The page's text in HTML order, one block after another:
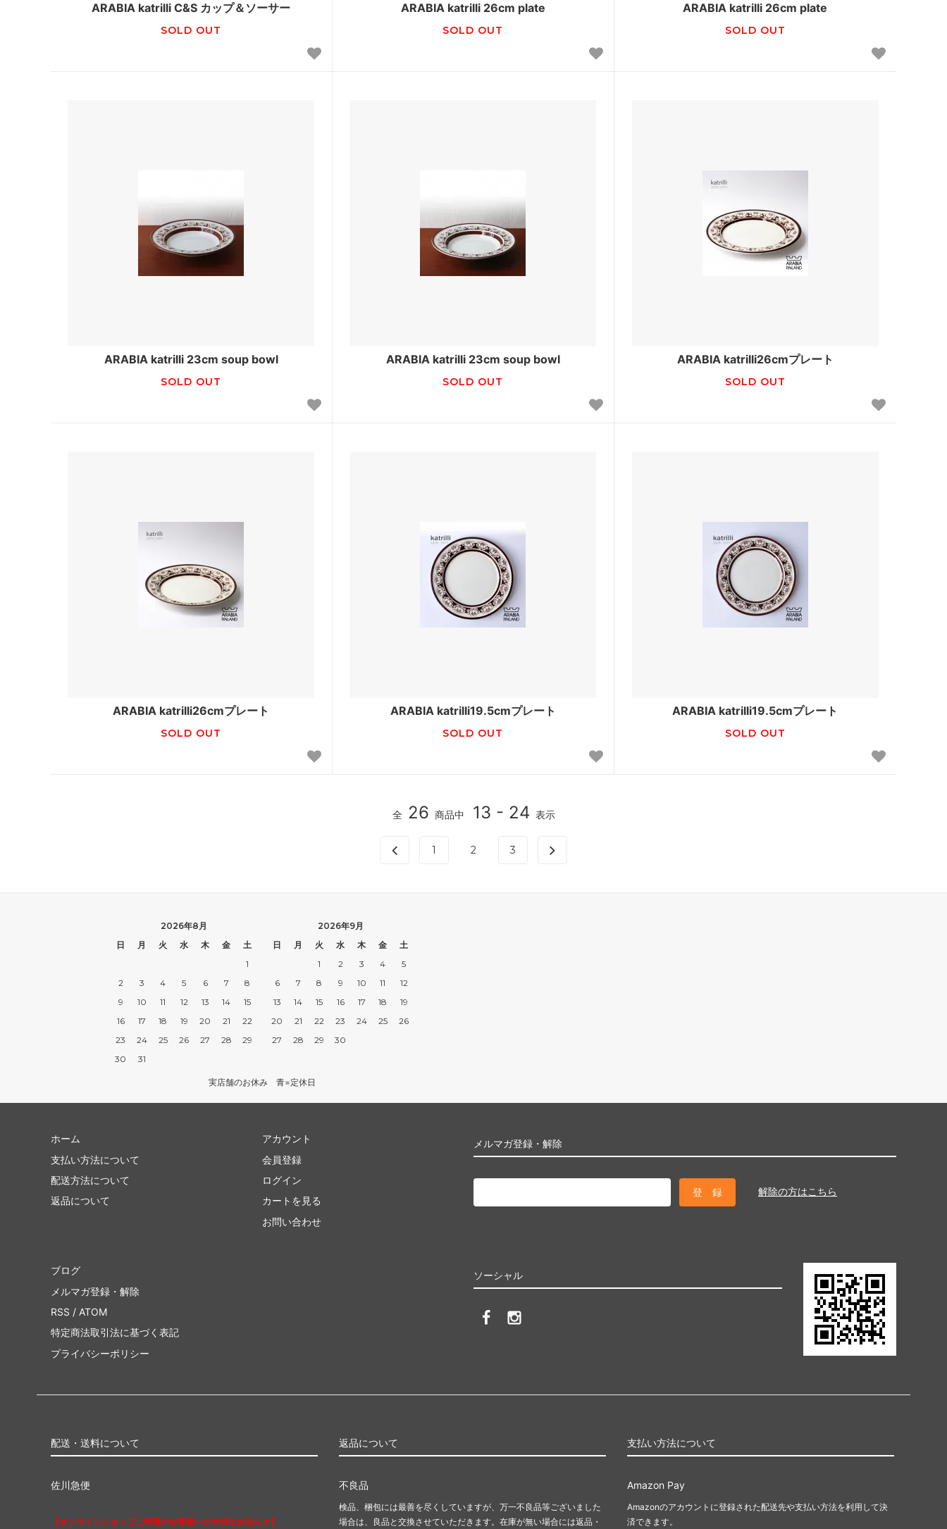
ARABIA katrilli C&S カップ＆ソーサー
SOLD OUT
ARABIA katrilli 26cm plate
SOLD OUT
ARABIA katrilli 26cm plate
SOLD OUT
ARABIA katrilli 23cm soup bowl
SOLD OUT
ARABIA katrilli 23cm soup bowl
SOLD OUT
ARABIA katrilli26cmプレート
SOLD OUT
ARABIA katrilli26cmプレート
SOLD OUT
ARABIA katrilli19.5cmプレート
SOLD OUT
ARABIA katrilli19.5cmプレート
SOLD OUT
全 26 商品中 13 - 24 表示
1 2 3
2026年8月
日
月 火 水 木 金
土
1
2
3 4 5 6 7
8
9
10 11 12 13 14
15
16
17 18 19 20 21
22
23
24 25 26 27 28
29
30
31
2026年9月
日
月 火 水 木 金
土
1
2 3 4
5
6
7 8 9 10 11
12
13
14 15 16 17 18
19
20
21 22 23 24 25
26
27
28 29 30
実店舗のお休み 青=定休日
メルマガ登録・解除
解除の方はこちら
ホーム
支払い方法について
配送方法について
返品について
アカウント
会員登録
ログイン
カートを見る
お問い合わせ
ソーシャル
ブログ
メルマガ登録・解除
RSS / ATOM
特定商法取引法に基づく表記
プライバシーポリシー
配送・送料について
佐川急便
【オンラインショップご利用のお客様への大切なお知らせ】
返品について
不良品
検品、梱包には最善を尽くしていますが、万一不良品等ございました
場合は、良品と交換させていただきます。在庫が無い場合には返品・
支払い方法について
Amazon Pay
Amazonのアカウントに登録された配送先や支払い方法を利用して決
済できます。